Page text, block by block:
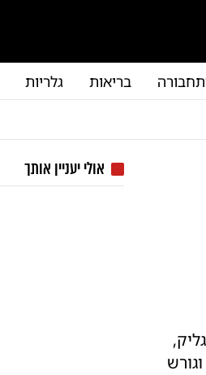
בריאות גלריות
אולי יעניין אותך